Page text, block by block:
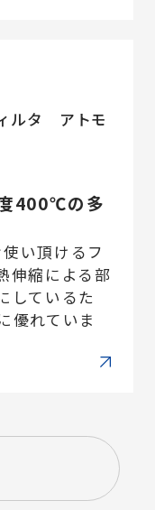
ルタ アトモ
400℃の多
い頂けるフ
伸縮による部
しているた
優れていま